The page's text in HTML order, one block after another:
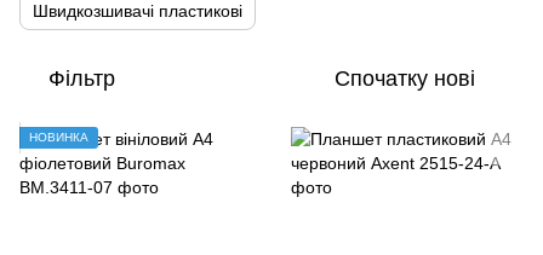
Швидкозшивачі пластикові
Фільтр Спочатку нові
НОВИНКА